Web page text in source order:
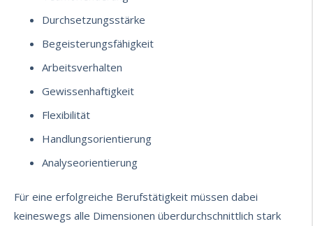
Durchsetzungsstärke
Begeisterungsfähigkeit
Arbeitsverhalten
Gewissenhaftigkeit
Flexibilität
Handlungsorientierung
Analyseorientierung
Für eine erfolgreiche Berufstätigkeit müssen dabei
keineswegs alle Dimensionen überdurchschnittlich stark